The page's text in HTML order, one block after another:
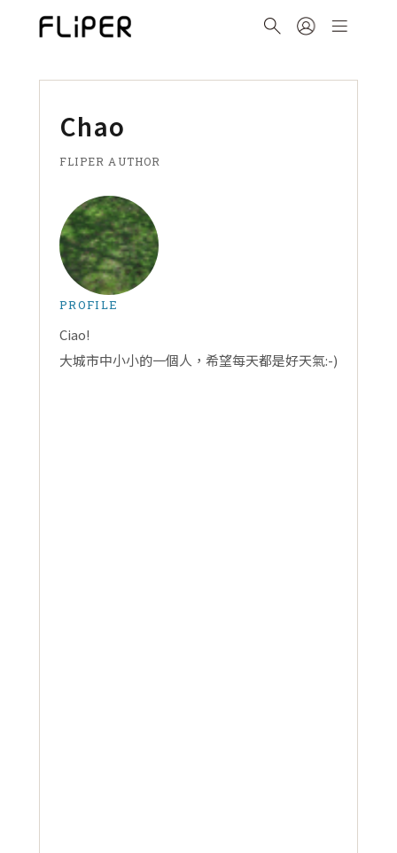
Chao
FLIPER AUTHOR
PROFILE
Ciao!
大城市中小小的一個人，希望每天都是好天氣:-)